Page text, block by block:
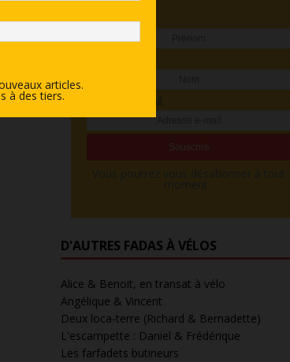
Prénom
D'AUTRES FADAS À VÉLOS
Alice & Benoit, en transat à vélo
Angélique & Vincent
Deux loca-terre (Richard & Bernadette)
L'escampette : Daniel & Frédérique
Les farfadets butineurs
articles.
à des tiers.